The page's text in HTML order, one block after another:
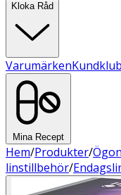
Kloka Råd
Varumärken
Mina Recept
Hem/Produkter/
linstillbehör/